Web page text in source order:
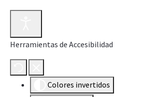
Herramientas de Accesibilidad
Colores invertidos